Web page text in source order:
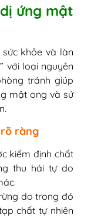
ứng mật
khỏe và làn
với loại nguyên
tránh giúp
mật ong và sử
rõ ràng
kiểm định chất
thu hái tự do
do trong đó
chất tự nhiên